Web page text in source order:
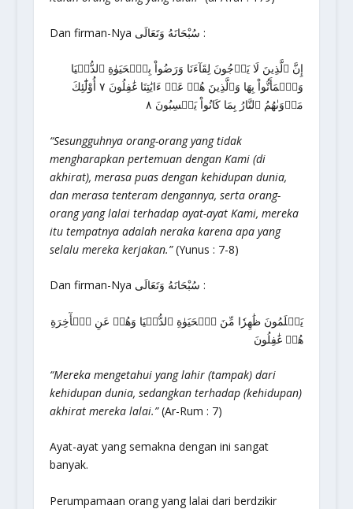
Dan firman-Nya سُبْحَانَهُ وَتَعَالَى :
إِنَّ ٱلَّذِينَ لَا يَرۡجُونَ لِقَآءَنَا وَرَضُواْ بِٱلۡحَيَوٰةِ ٱلدُّنۡيَا
وَٱطۡمَأَنُّواْ بِهَا وَٱلَّذِينَ هُمۡ عَنۡ ءَايَٰتِنَا غَٰفِلُونَ ٧ أُوْلَٰٓئِكَ
مَأۡوَىٰهُمُ ٱلنَّارُ بِمَا كَانُواْ يَكۡسِبُونَ ٨
“Sesungguhnya orang-orang yang tidak
mengharapkan pertemuan dengan Kami (di
akhirat), merasa puas dengan kehidupan dunia,
dan merasa tenteram dengannya, serta orang-
orang yang lalai terhadap ayat-ayat Kami, mereka
itu tempatnya adalah neraka karena apa yang
selalu mereka kerjakan.”(Yunus : 7-8)
Dan firman-Nya سُبْحَانَهُ وَتَعَالَى :
يَعۡلَمُونَ ظَٰهِرٗا مِّنَ ٱلۡحَيَوٰةِ ٱلدُّنۡيَا وَهُمۡ عَنِ ٱلۡأٓخِرَةِ
هُمۡ غَٰفِلُونَ
“Mereka mengetahui yang lahir (tampak) dari
kehidupan dunia, sedangkan terhadap (kehidupan)
akhirat mereka lalai.”(Ar-Rum : 7)
Ayat-ayat yang semakna dengan ini sangat
banyak.
Perumpamaan orang yang lalai dari berdzikir